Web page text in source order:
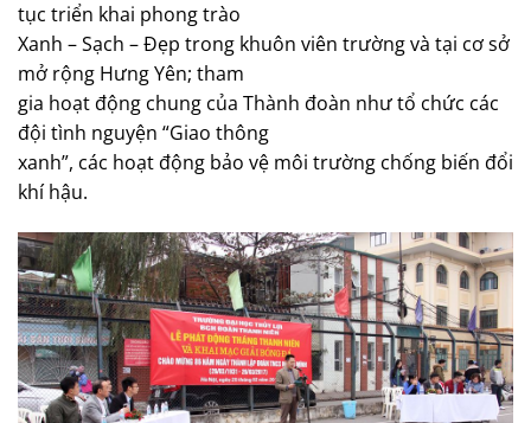
tục triển khai phong trào
Xanh – Sạch – Đẹp trong khuôn viên trường và tại cơ sở
mở rộng Hưng Yên; tham
gia hoạt động chung của Thành đoàn như tổ chức các
đội tình nguyện “Giao thông
xanh”, các hoạt động bảo vệ môi trường chống biến đổi
khí hậu.